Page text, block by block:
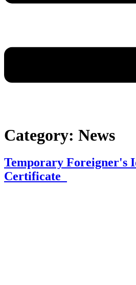
Category: News
Temporary Foreigner's
Certificate